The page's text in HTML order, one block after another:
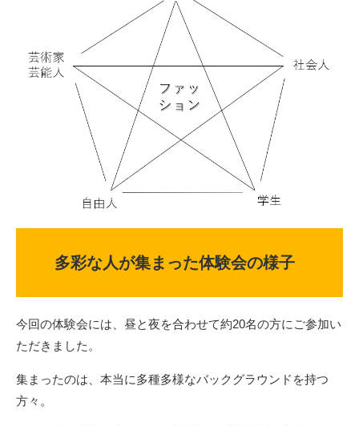
多彩な人が集まった体験会の様子
今回の体験会には、昼と夜を合わせて約20名の方にご参加い
ただきました。
集まったのは、本当に多種多様なバックグラウンドを持つ
方々。